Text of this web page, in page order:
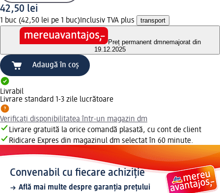
42,50 lei
1 buc (42,50 lei pe 1 buc) Inclusiv TVA plus transport
Preț permanent dmnemajorat din
19.12.2025
Adaugă în coș
Livrabil
Livrare standard 1-3 zile lucrătoare
Verificați disponibilitatea într-un magazin dm
Livrare gratuită la orice comandă plasată, cu cont de client
Ridicare Expres din magazinul dm selectat în 60 minute.
Convenabil cu fiecare achiziție
Află mai multe despre garanția prețului